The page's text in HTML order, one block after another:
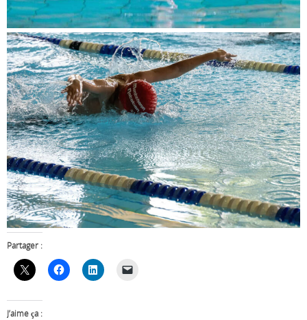
Partager :
J’aime ça :